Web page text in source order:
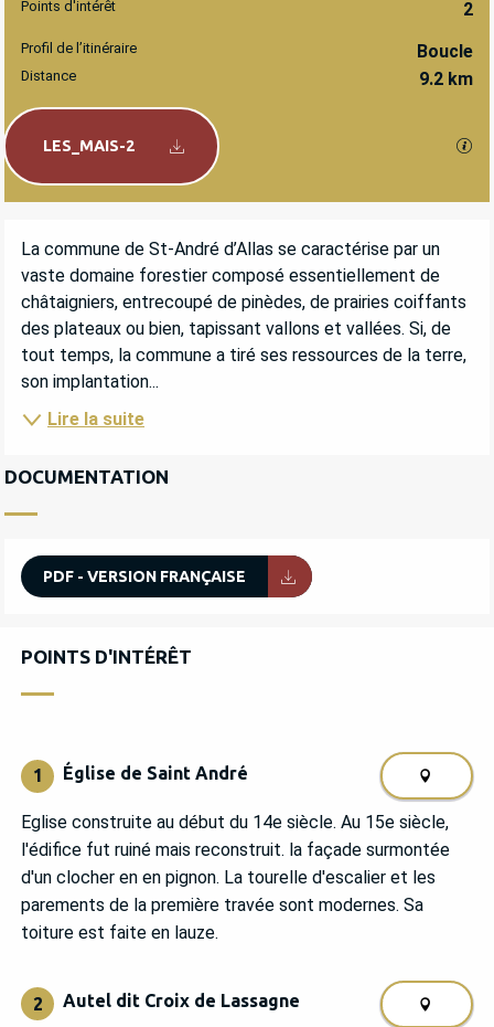
Points d'intérêt 2
Profil de l’itinéraire Boucle
Distance 9.2 km
Documentation
LES_MAIS-2
DESCRIPTION
La commune de St-André d’Allas se caractérise par un
vaste domaine forestier composé essentiellement de
châtaigniers, entrecoupé de pinèdes, de prairies coiffants
des plateaux ou bien, tapissant vallons et vallées. Si, de
tout temps, la commune a tiré ses ressources de la terre,
son implantation...
Lire la suite
DOCUMENTATION
PDF - VERSION FRANÇAISE
POINTS D'INTÉRÊT
POINTS D'INTÉRÊT
1 Église de Saint André
Eglise construite au début du 14e siècle. Au 15e siècle,
l'édifice fut ruiné mais reconstruit. la façade surmontée
d'un clocher en en pignon. La tourelle d'escalier et les
parements de la première travée sont modernes. Sa
toiture est faite en lauze.
2 Autel dit Croix de Lassagne